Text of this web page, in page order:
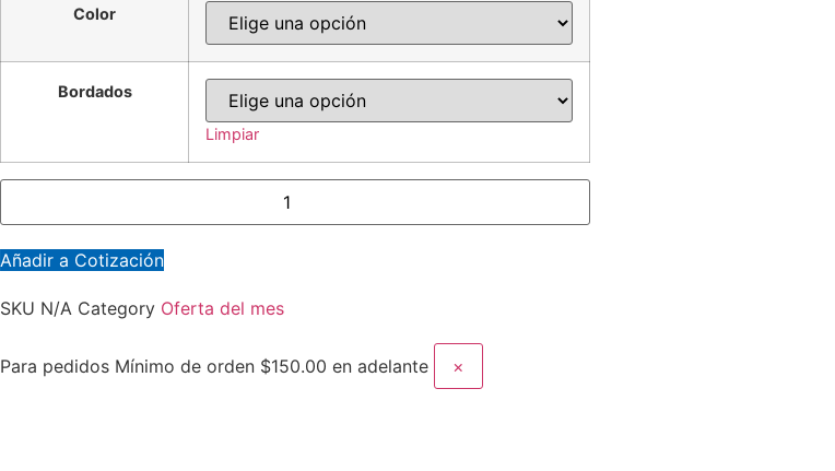
Color
Bordados
Limpiar
Añadir a Cotización
SKU N/A Category Oferta del mes
Para pedidos Mínimo de orden $150.00 en adelante ×